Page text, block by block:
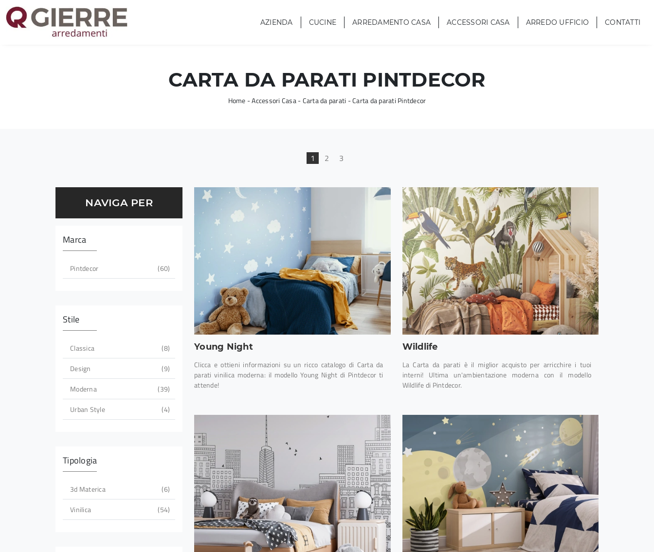
AZIENDA CUCINE ARREDAMENTO CASA ACCESSORI CASA ARREDO UFFICIO CONTATTI
CARTA DA PARATI PINTDECOR
Home -Accessori Casa-Carta da parati -Carta da parati Pintdecor
1 2 3
NAVIGA PER
Marca
Pintdecor 60
Stile
Classica
8
Design
9
Moderna
39
Urban Style
4
Tipologia
3d Materica
6
Vinilica
54
Young Night
Clicca e ottieni informazioni su un ricco catalogo di Carta da
parati vinilica moderna: il modello Young Night di Pintdecor ti
attende!
Wildlife
La Carta da parati è il miglior acquisto per arricchire i tuoi
interni! Ultima un'ambientazione moderna con il modello
Wildlife di Pintdecor.